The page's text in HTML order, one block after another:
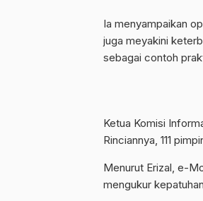
Ia menyampaikan
juga meyakini
sebagai contoh
Ketua Komisi
Rinciannya, 111
Menurut Erizal, e-
mengukur